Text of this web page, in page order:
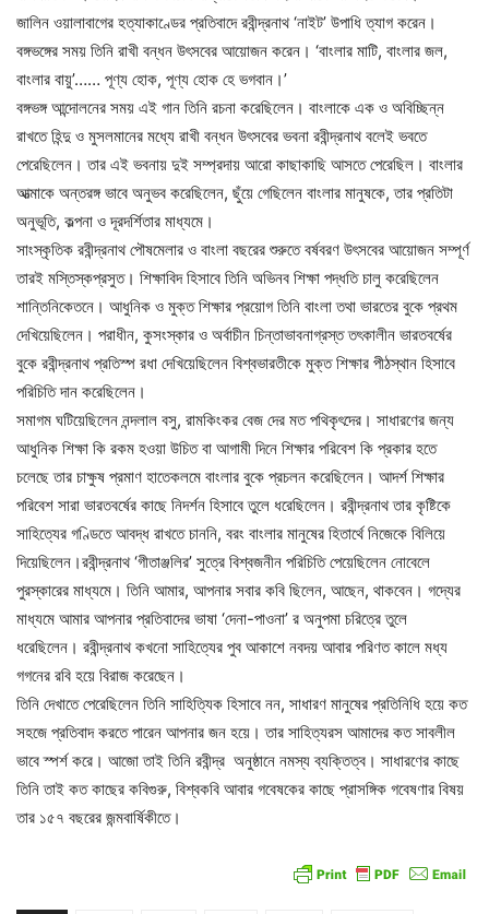
জালিন ওয়ালাবাগের হত্যাকাণ্ডের প্রতিবাদে রবীন্দ্রনাথ ‘নাইট’ উপাধি ত্যাগ করেন।
বঙ্গভঙ্গের সময় তিনি রাখী বন্ধন উৎসবের আয়োজন করেন। ‘বাংলার মাটি, বাংলার জল,
বাংলার বায়ু’…… পূণ্য হোক, পূণ্য হোক হে ভগবান।’
বঙ্গভঙ্গ আন্দোলনের সময় এই গান তিনি রচনা করেছিলেন। বাংলাকে এক ও অবিচ্ছিন্ন
রাখতে হিন্দু ও মুসলমানের মধ্যে রাখী বন্ধন উৎসবের ভবনা রবীন্দ্রনাথ বলেই ভবতে
পেরেছিলেন। তার এই ভবনায় দুই সম্প্রদায় আরো কাছাকাছি আসতে পেরেছিল। বাংলার
আত্মাকে অন্তরঙ্গ ভাবে অনুভব করেছিলেন, ছুঁয়ে গেছিলেন বাংলার মানুষকে, তার প্রতিটা
অনুভূতি, কল্পনা ও দূরদর্শিতার মাধ্যমে।
সাংস্কৃতিক রবীন্দ্রনাথ পৌষমেলার ও বাংলা বছরের শুরুতে বর্ষবরণ উৎসবের আয়োজন সম্পূর্ণ
তারই মস্তিস্কপ্রসুত। শিক্ষাবিদ হিসাবে তিনি অভিনব শিক্ষা পদ্ধতি চালু করেছিলেন
শান্তিনিকেতনে। আধুনিক ও মুক্ত শিক্ষার প্রয়োগ তিনি বাংলা তথা ভারতের বুকে প্রথম
দেখিয়েছিলেন। পরাধীন, কুসংস্কার ও অর্বাচীন চিন্তাভাবনাগ্রস্ত তৎকালীন ভারতবর্ষের
বুকে রবীন্দ্রনাথ প্রতিস্প রধা দেখিয়েছিলেন বিশ্বভারতীকে মুক্ত শিক্ষার পীঠস্থান হিসাবে
পরিচিতি দান করেছিলেন।
সমাগম ঘটিয়েছিলেন নন্দলাল বসু, রামকিংকর বেজ দের মত পথিকৃৎদের। সাধারণের জন্য
আধুনিক শিক্ষা কি রকম হওয়া উচিত বা আগামী দিনে শিক্ষার পরিবেশ কি প্রকার হতে
চলেছে তার চাক্ষুষ প্রমাণ হাতেকলমে বাংলার বুকে প্রচলন করেছিলেন। আদর্শ শিক্ষার
পরিবেশ সারা ভারতবর্ষের কাছে নিদর্শন হিসাবে তুলে ধরেছিলেন। রবীন্দ্রনাথ তার কৃষ্টিকে
সাহিত্যের গণ্ডিতে আবদ্ধ রাখতে চাননি, বরং বাংলার মানুষের হিতার্থে নিজেকে বিলিয়ে
দিয়েছিলেন।রবীন্দ্রনাথ ‘গীতাঞ্জলির’ সুত্রে বিশ্বজনীন পরিচিতি পেয়েছিলেন নোবেলে
পুরস্কারের মাধ্যমে। তিনি আমার, আপনার সবার কবি ছিলেন, আছেন, থাকবেন। গদ্যের
মাধ্যমে আমার আপনার প্রতিবাদের ভাষা ‘দেনা-পাওনা’ র অনুপমা চরিত্রে তুলে
ধরেছিলেন। রবীন্দ্রনাথ কখনো সাহিত্যের পুব আকাশে নবদয় আবার পরিণত কালে মধ্য
গগনের রবি হয়ে বিরাজ করেছেন।
তিনি দেখাতে পেরেছিলেন তিনি সাহিত্যিক হিসাবে নন, সাধারণ মানুষের প্রতিনিধি হয়ে কত
সহজে প্রতিবাদ করতে পারেন আপনার জন হয়ে। তার সাহিত্যরস আমাদের কত সাবলীল
ভাবে স্পর্শ করে। আজো তাই তিনি রবীন্দ্র অনুষ্ঠানে নমস্য ব্যক্তিত্ব। সাধারণের কাছে
তিনি তাই কত কাছের কবিগুরু, বিশ্বকবি আবার গবেষকের কাছে প্রাসঙ্গিক গবেষণার বিষয়
তার ১৫৭ বছরের জন্মবার্ষিকীতে।